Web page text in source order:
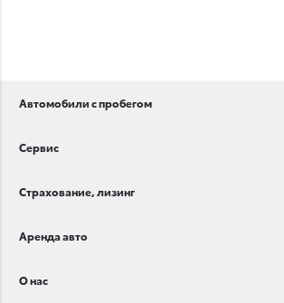
Автомобили с пробегом
Сервис
Страхование, лизинг
Аренда авто
О нас